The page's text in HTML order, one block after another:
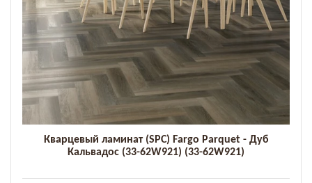
Кварцевый ламинат (SPC) Fargo Parquet - Дуб
Кальвадос (33-62W921) (33-62W921)